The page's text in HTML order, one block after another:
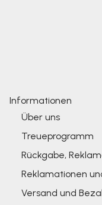
Informationen
Über uns
Treueprogramm
Rückgabe,
Reklamationen
Versand und